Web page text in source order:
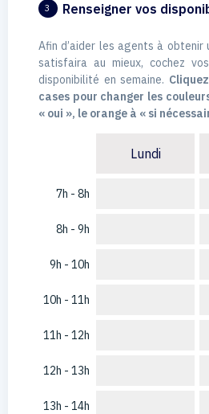
3 Renseigner vos
Afin d’aider les agents à obtenir
satisfaira au mieux, cochez
disponibilité en semaine.
cases pour changer les
« oui », le orange à « si
7h - 8h
8h - 9h
9h - 10h
10h - 11h
11h - 12h
12h - 13h
13h - 14h
Lundi